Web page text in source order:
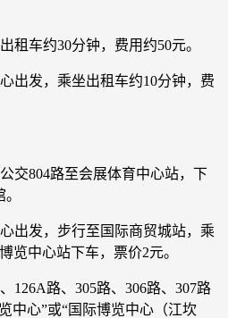
租车约30分钟，费用约50元。
出发，乘坐出租车约10分钟，费
交804路至会展体育中心站，下
。
出发，步行至国际商贸城站，乘
览中心站下车，票价2元。
126A路、305路、306路、307路
中心”或“国际博览中心（江坎